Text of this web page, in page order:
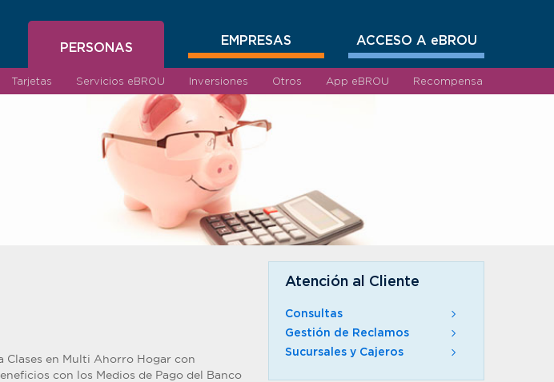
PERSONAS
EMPRESAS ACCESO A eBROU
Tarjetas Servicios eBROU Inversiones Otros App eBROU Recompensa
Clases en Multi Ahorro Hogar con
con los Medios de Pago del Banco
Atención al Cliente
Consultas
Gestión de Reclamos
Sucursales y Cajeros